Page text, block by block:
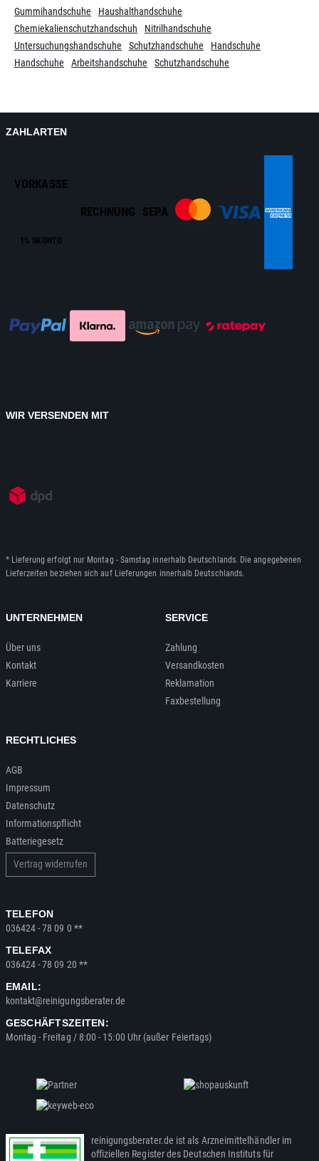
Gummihandschuhe
Haushalthandschuhe
Chemiekalienschutzhandschuh
Nitrilhandschuhe
Untersuchungshandschuhe
Schutzhandschuhe
Handschuhe
Handschuhe
Arbeitshandschuhe Schutzhandschuhe
ZAHLARTEN
VORKASSE
1% SKONTO
RECHNUNG SEPA
WIR VERSENDEN MIT
* Lieferung erfolgt nur Montag - Samstag innerhalb Deutschlands. Die angegebenen
Lieferzeiten beziehen sich auf Lieferungen innerhalb Deutschlands.
UNTERNEHMEN
Über uns
Kontakt
Karriere
SERVICE
Zahlung
Versandkosten
Reklamation
Faxbestellung
RECHTLICHES
AGB
Impressum
Datenschutz
Informationspflicht
Batteriegesetz
Vertrag widerrufen
TELEFON
036424 - 78 09 0 **
TELEFAX
036424 - 78 09 20 **
EMAIL:
kontakt@reinigungsberater.de
GESCHÄFTSZEITEN:
Montag - Freitag / 8:00 - 15:00 Uhr (außer Feiertags)
reinigungsberater.de ist als Arzneimittelhändler im
offiziellen Register des Deutschen Instituts für